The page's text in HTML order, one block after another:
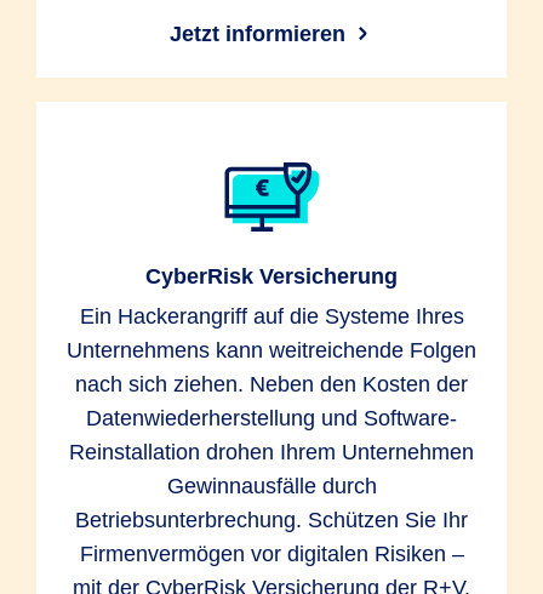
Jetzt informieren
CyberRisk Versicherung
Ein Hackerangriff auf die Systeme Ihres
Unternehmens kann weitreichende Folgen
nach sich ziehen. Neben den Kosten der
Datenwiederherstellung und Software-
Reinstallation drohen Ihrem Unternehmen
Gewinnausfälle durch
Betriebsunterbrechung. Schützen Sie Ihr
Firmenvermögen vor digitalen Risiken –
mit der CyberRisk Versicherung der R+V.